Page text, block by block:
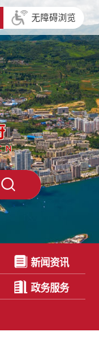
无障碍浏览
新闻资讯
政务服务